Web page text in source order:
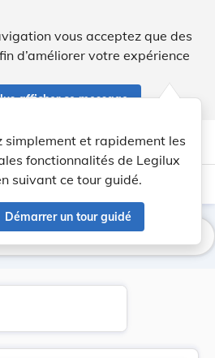
vous acceptez que des
d’améliorer votre expérience
afficher ce message
account_circle help Aide
simplement et rapidement les
fonctionnalités de Legilux
suivant ce tour guidé.
Démarrer un tour guidé
light_mode dark_mode